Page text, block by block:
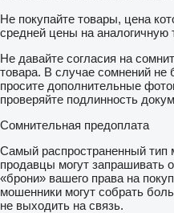
Не покупайте товары, цена
средней цены на аналогичную
Не давайте согласия на
товара. В случае сомнений не
просите дополнительные
проверяйте подлинность
Сомнительная предоплата
Самый распространенный
продавцы могут запрашивать
«брони» вашего права на
мошенники могут собрать
не выходить на связь.